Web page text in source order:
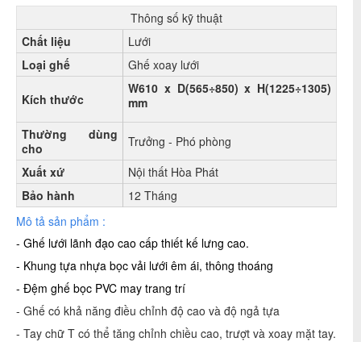
Thông số kỹ thuật
Chất liệu
Lưới
Loại ghế
Ghế xoay lưới
Kích thước
W610 x D(565÷850) x H(1225÷1305)
mm
Thường dùng
cho
Trưởng - Phó phòng
Xuất xứ
Nội thất Hòa Phát
Bảo hành
12 Tháng
Mô tả sản phẩm :
- Ghế lưới lãnh đạo cao cấp thiết kế lưng cao.
- Khung tựa nhựa bọc vải lưới êm ái, thông thoáng
- Đệm ghế bọc PVC may trang trí
- Ghế có khả năng điều chỉnh độ cao và độ ngả tựa
- Tay chữ T có thể tăng chỉnh chiều cao, trượt và xoay mặt tay.